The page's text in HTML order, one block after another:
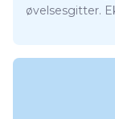
øvelsesgitter.